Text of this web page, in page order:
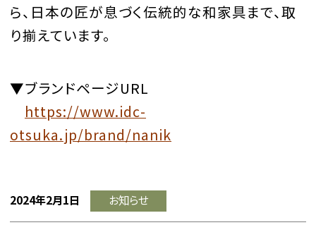
ら、日本の匠が息づく伝統的な和家具まで、取
り揃えています。
▼ブランドページURL
https://www.idc-
otsuka.jp/brand/nanik
2024年2月1日 お知らせ